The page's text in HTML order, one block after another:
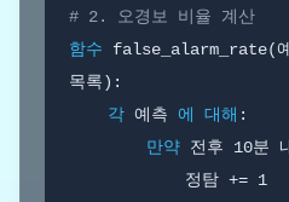
# 2. 오경보 비율 계산
함수 false_alarm_rate(예
목록):
각 예측 에 대해 :
만약 전후 10분